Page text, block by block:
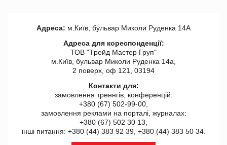
Адреса: м.Київ, бульвар Миколи Руденка 14А
Адреса для кореспонденції:
ТОВ "Tрейд Мастер Груп"
м.Київ, бульвар Миколи Руденка 14а,
2 поверх, оф 121, 03194
Контакти для:
замовлення треннгів, конференцій:
+380 (67) 502-99-00,
замовлення реклами на порталі, журналах:
+380 (67) 502 30 13,
інші питання: +380 (44) 383 92 39, +380 (44) 383 50 34.